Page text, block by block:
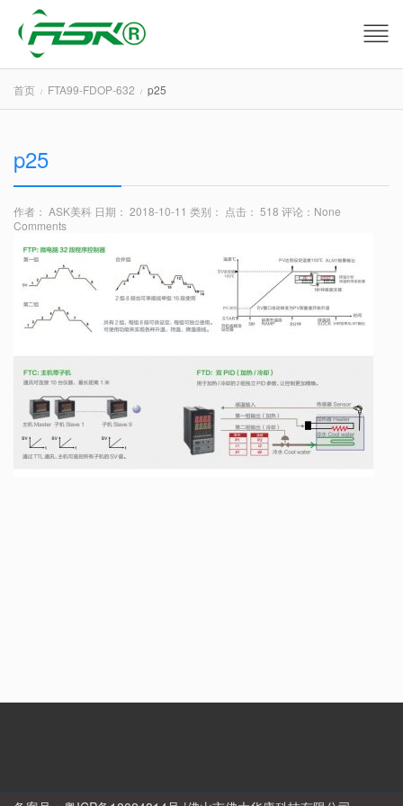
首页 FTA99-FDOP-632 p25
p25
作者： ASK美科 日期： 2018-10-11 类别： 点击： 518 评论： None
Comments